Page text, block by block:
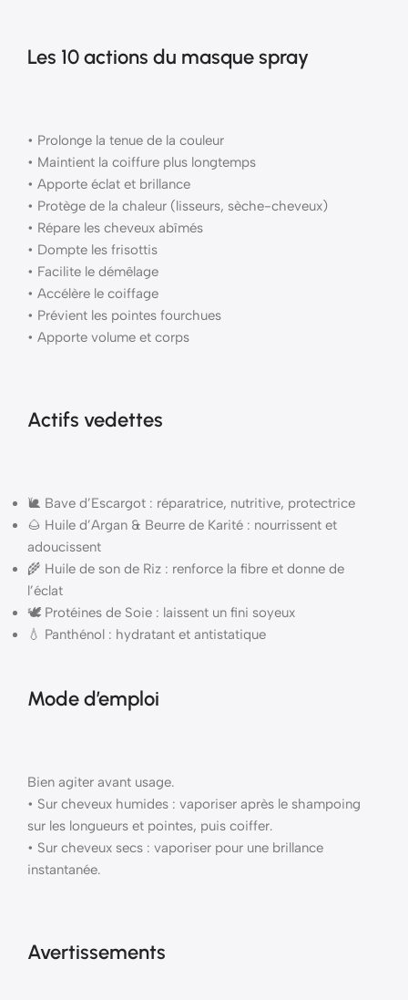
Les 10 actions du masque spray
• Prolonge la tenue de la couleur
• Maintient la coiffure plus longtemps
• Apporte éclat et brillance
• Protège de la chaleur (lisseurs, sèche-cheveux)
• Répare les cheveux abîmés
• Dompte les frisottis
• Facilite le démêlage
• Accélère le coiffage
• Prévient les pointes fourchues
• Apporte volume et corps
Actifs vedettes
🐌 Bave d’Escargot : réparatrice, nutritive, protectrice
🌰 Huile d’Argan & Beurre de Karité : nourrissent et
adoucissent
🌾 Huile de son de Riz : renforce la fibre et donne de
l’éclat
🕊️ Protéines de Soie : laissent un fini soyeux
💧 Panthénol : hydratant et antistatique
Mode d’emploi
Bien agiter avant usage.
• Sur cheveux humides : vaporiser après le shampoing
sur les longueurs et pointes, puis coiffer.
• Sur cheveux secs : vaporiser pour une brillance
instantanée.
Avertissements